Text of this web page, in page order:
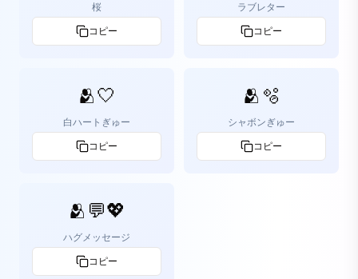
桜
コピー
ラブレター
コピー
🫂🤍
白ハートぎゅー
コピー
🫂🫧
シャボンぎゅー
コピー
🫂💬💖
ハグメッセージ
コピー